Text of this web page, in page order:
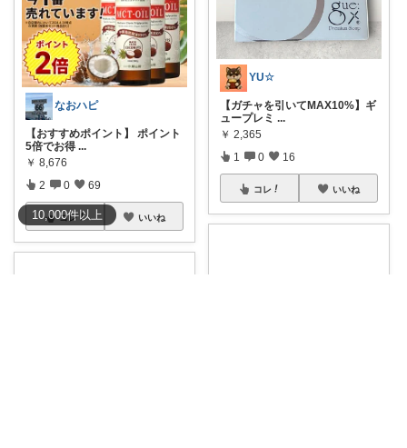
10,000件以上
なおハピ
【おすすめポイント】 ポイント
5倍でお得 ...
￥ 8,676
2 0 69
コレ いいね
YU☆
【ガチャを引いてMAX10%】ギ
ュープレミ ...
￥ 2,365
1 0 16
コレ いいね